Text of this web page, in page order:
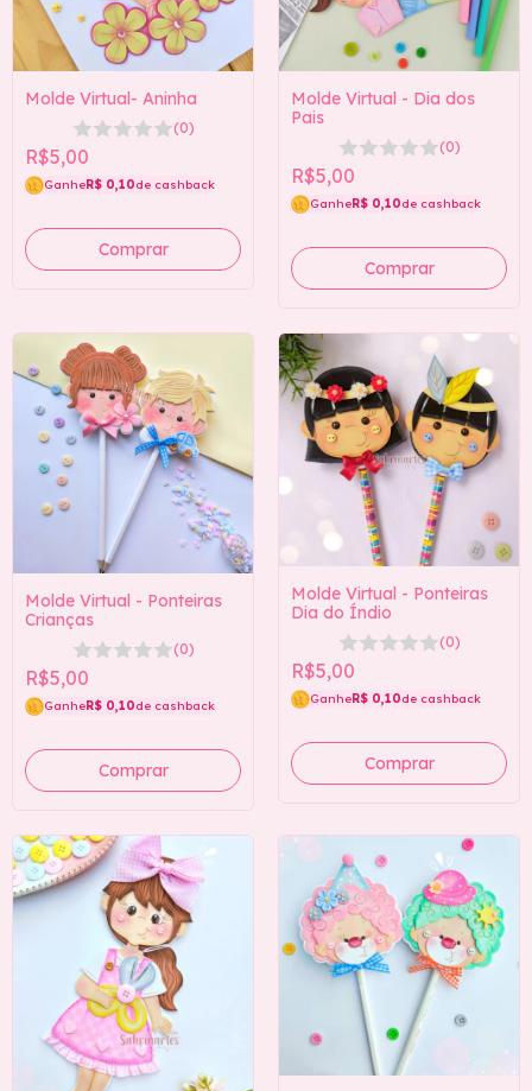
Molde Virtual- Aninha
(0)
R$5,00
GanheR$ 0,10de cashback
Molde Virtual - Dia dos
Pais
(0)
R$5,00
GanheR$ 0,10de cashback
Molde Virtual - Ponteiras
Crianças
(0)
R$5,00
GanheR$ 0,10de cashback
Molde Virtual - Ponteiras
Dia do Índio
(0)
R$5,00
GanheR$ 0,10de cashback